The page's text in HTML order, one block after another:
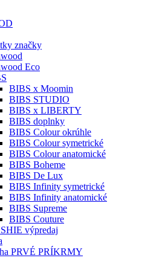
značky
Eco
BIBS x Moomin
BIBS STUDIO
BIBS x LIBERTY
BIBS doplnky
BIBS Colour okrúhle
BIBS Colour symetrické
BIBS Colour anatomické
BIBS Boheme
BIBS De Lux
BIBS Infinity symetrické
BIBS Infinity anatomické
BIBS Supreme
BIBS Couture
výpredaj
PRVÉ PRÍKRMY